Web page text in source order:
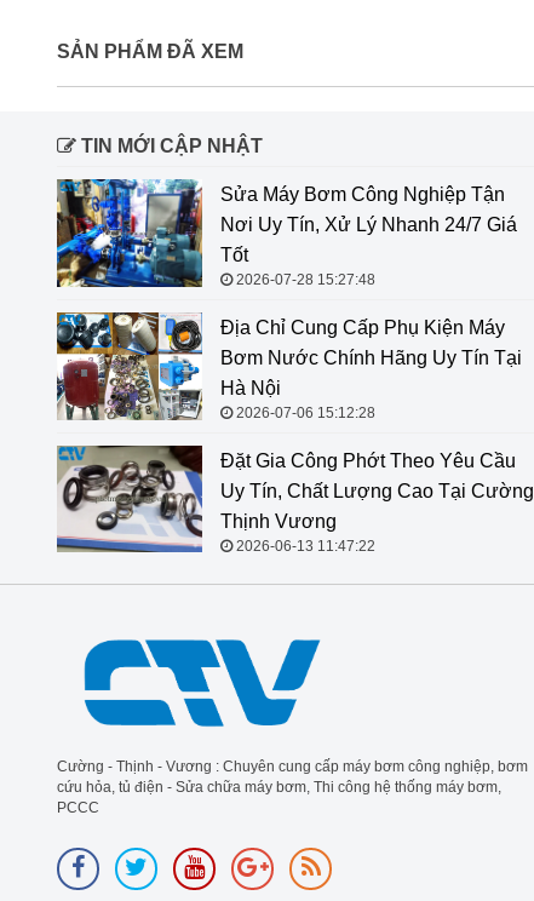
SẢN PHẨM ĐÃ XEM
TIN MỚI CẬP NHẬT
Sửa Máy Bơm Công Nghiệp Tận
Nơi Uy Tín, Xử Lý Nhanh 24/7 Giá
Tốt
2026-07-28 15:27:48
Địa Chỉ Cung Cấp Phụ Kiện Máy
Bơm Nước Chính Hãng Uy Tín Tại
Hà Nội
2026-07-06 15:12:28
Đặt Gia Công Phớt Theo Yêu Cầu
Uy Tín, Chất Lượng Cao Tại Cường
Thịnh Vương
2026-06-13 11:47:22
Cường - Thịnh - Vương : Chuyên cung cấp máy bơm công nghiệp, bơm
cứu hỏa, tủ điện - Sửa chữa máy bơm, Thi công hệ thống máy bơm,
PCCC